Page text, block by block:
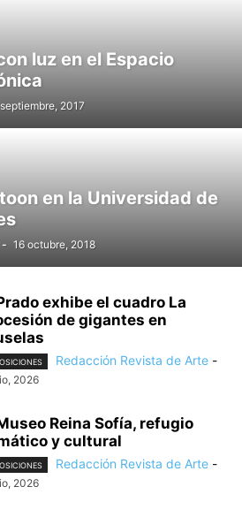
luz en el Espacio
2017
en la Universidad de
- 16 octubre, 2018
exhibe el cuadro La
de gigantes en
Redacción Revista de Arte -
2026
Reina Sofía, refugio
y cultural
Redacción Revista de Arte -
2026